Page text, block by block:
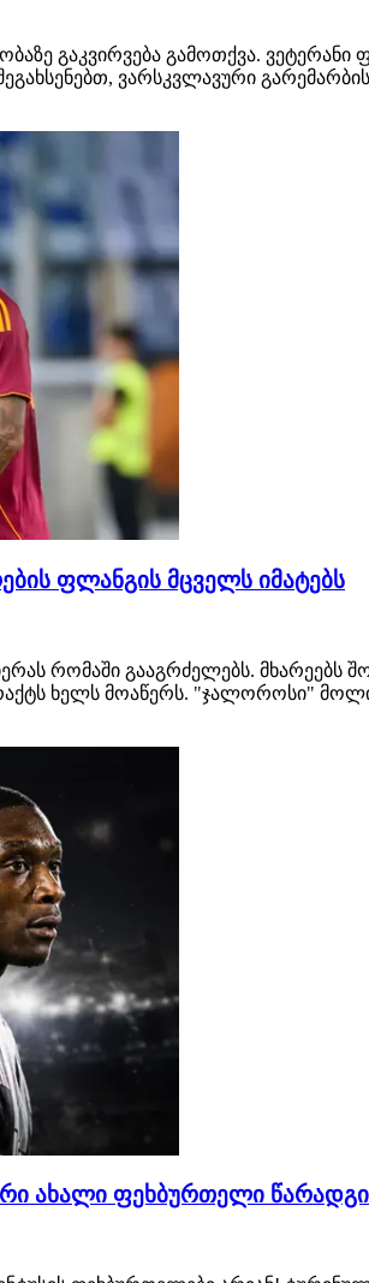
გაკვირვება გამოთქვა.
ვარსკვლავური
ფლანგის მცველს იმატებს
რომაში გააგრძელებს. მხარეებს
ხელს მოაწერს. "ჯალოროსი"
ახალი ფეხბურთელი